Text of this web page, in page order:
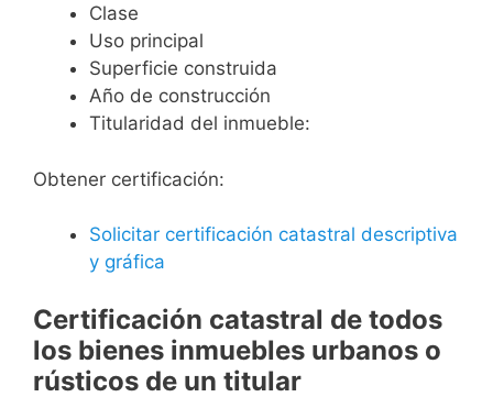
Clase
Uso principal
Superficie construida
Año de construcción
Titularidad del inmueble:
Obtener certificación:
Solicitar certificación catastral descriptiva
y gráfica
Certificación catastral de todos
los bienes inmuebles urbanos o
rústicos de un titular